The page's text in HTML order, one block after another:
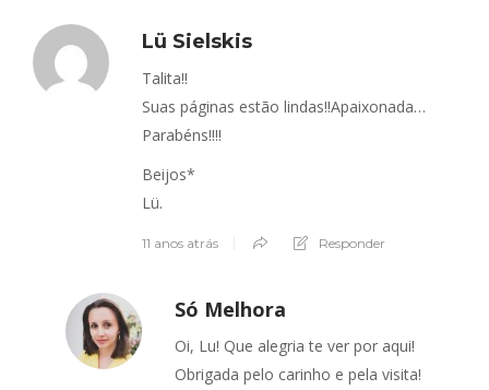
Lü Sielskis
Talita!!
Suas páginas estão lindas!!Apaixonada…
Parabéns!!!!
Beijos*
Lü.
11 anos atrás Responder
Só Melhora
Oi, Lu! Que alegria te ver por aqui!
Obrigada pelo carinho e pela visita!